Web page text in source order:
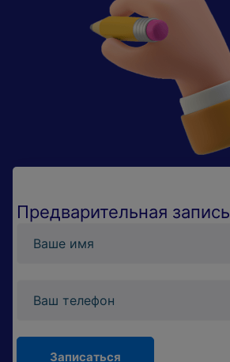
Предварительная запись